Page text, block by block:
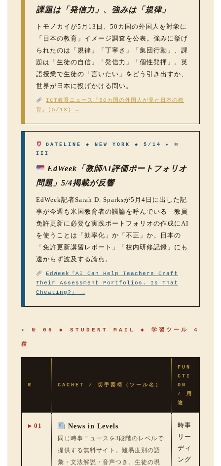
課題は「発信力」、強みは「規律」
トモノカイが5月13日、50カ国の外国人を対象に
「日本の教育」イメージ調査を公表。強みに挙げ
られたのは「規律」「丁寧さ」「集団行動」、課
題は「生徒の自信」「発信力」「個性発揮」。英
語授業で生徒の「言いたい」をどう引き出すか、
世界が日本に投げかける問い。
ICT教育ニュース『50カ国の外国人が見た日本の教
育』(5/13) →
DATELINE ◆ NEW YORK ◆ 5/14 ▸ №
III
EdWeek「教師AI評価ポートフォリオ
問題」5/4掲載が反響
EdWeek記者Sarah D. Sparksが5月4日に出した記
事が今週も米国教育者の議論を呼んでいる—教員
免許更新に必要な実践ポートフォリオの作成にAI
を使うことは「効率化」か「不正」か。日本の
「免許更新講習レポート」「校内研修記録」にも
遠からず波及する論点。
EdWeek『AI Can Help Teachers Craft
Their Assessment Portfolios. Is That
Cheating?』 →
▸ № 05 ◆ STUDENT MAIL ◆ 学習ツール 4
種
№ CACHET / 切手図柄（ツール名）
FUN
CTI
ON
/ 用
途
▸ 01 News in Levels
同じ時事ニュースを3段階のレベルで
提供する無料サイト。難易度別の語
彙・文法解説・音声つき。生徒の現
時事
リー
ディ
ング